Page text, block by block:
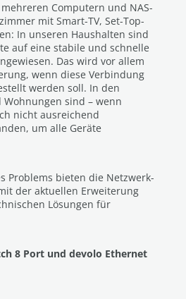
Computern und NAS-
mit Smart-TV, Set-Top-
In unseren Haushalten sind
auf eine stabile und schnelle
Das wird vor allem
wenn diese Verbindung
werden soll. In den
sind – wenn
nicht ausreichend
um alle Geräte
Problems bieten die Netzwerk-
der aktuellen Erweiterung
Lösungen für
8 Port und devolo Ethernet